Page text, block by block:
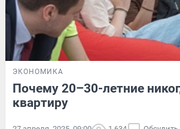
ЭКОНОМИКА
Почему 20–30-летние
квартиру